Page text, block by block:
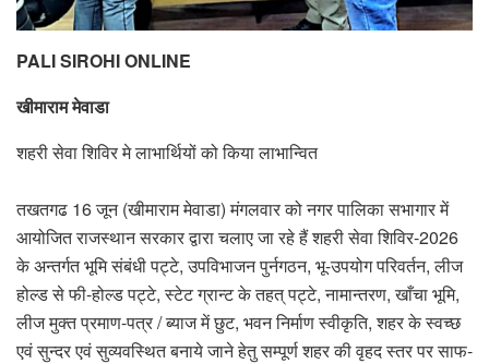
PALI SIROHI ONLINE
खीमाराम मेवाडा
शहरी सेवा शिविर मे लाभार्थियों को किया लाभान्वित
तखतगढ 16 जून (खीमाराम मेवाडा) मंगलवार को नगर पालिका सभागार में
आयोजित राजस्थान सरकार द्वारा चलाए जा रहे हैं शहरी सेवा शिविर-2026
के अन्तर्गत भूमि संबंधी पट्टे, उपविभाजन पुर्नगठन, भू-उपयोग परिवर्तन, लीज
होल्ड से फी-होल्ड पट्टे, स्टेट ग्रान्ट के तहत् पट्टे, नामान्तरण, खाँचा भूमि,
लीज मुक्त प्रमाण-पत्र / ब्याज में छुट, भवन निर्माण स्वीकृति, शहर के स्वच्छ
एवं सुन्दर एवं सुव्यवस्थित बनाये जाने हेतु सम्पूर्ण शहर की वृहद स्तर पर साफ-